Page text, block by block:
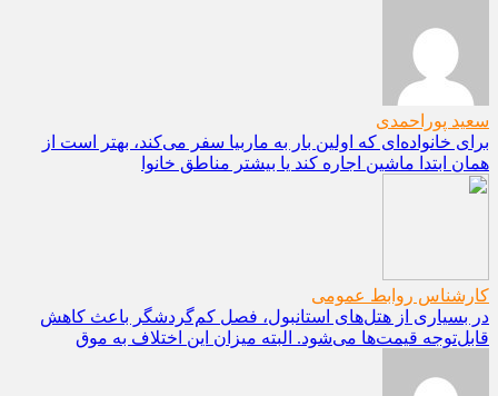
سعید پوراحمدی
برای خانواده‌ای که اولین بار به ماربیا سفر می‌کند، بهتر است از
همان ابتدا ماشین اجاره کند یا بیشتر مناطق خانوا
کارشناس روابط عمومی
در بسیاری از هتل‌های استانبول، فصل کم‌گردشگر باعث کاهش
قابل‌توجه قیمت‌ها می‌شود. البته میزان این اختلاف به موق